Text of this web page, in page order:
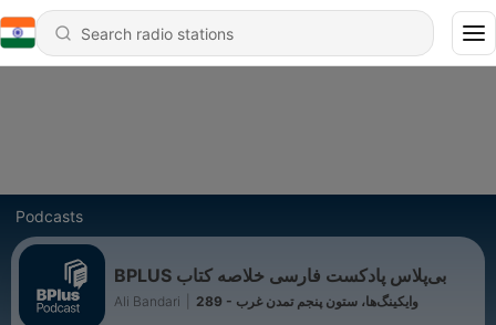
Podcasts
‌BPLUS بی‌پلاس پادکست فارسی خلاصه کتاب
Ali Bandari 289 - وایکینگ‌ها، ستون پنجم تمدن غرب